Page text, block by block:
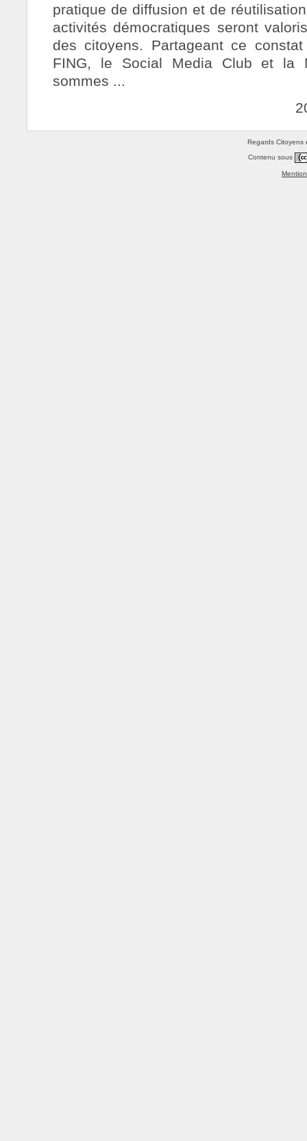
pratique de diffusion et de
activités démocratiques seront
des citoyens. Partageant ce
FING, le Social Media Club et la
sommes ...
Regards Citoyens
Contenu sous